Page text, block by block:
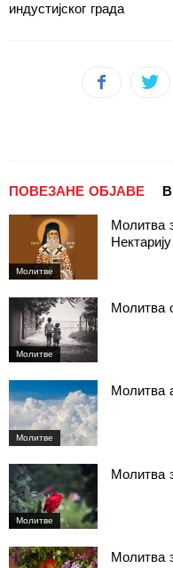
индустијског града
ПОВЕЗАНЕ ОБЈАВЕ
Молитве
Молитва
Молитве
Молитва
Молитве
Молитва
Молитве
Молитва
Молитва